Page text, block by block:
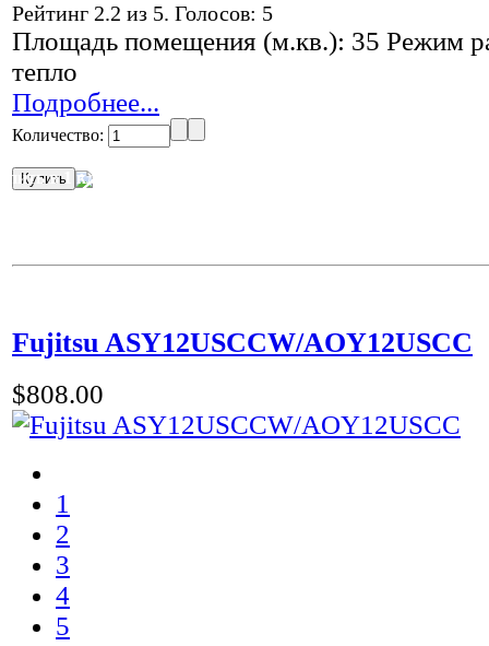
Рейтинг 2.2 из 5. Голосов: 5
Площадь помещения (м.кв.): 35 Режим
тепло
Подробнее...
Количество:
в 1 клик
Fujitsu ASY12USCCW/AOY12USCC
$808.00
1
2
3
4
5